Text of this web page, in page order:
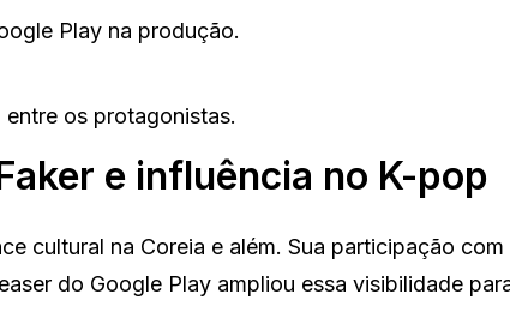
Play na produção.
os protagonistas.
e influência no K-pop
cultural na Coreia e além. Sua participação com
do Google Play ampliou essa visibilidade